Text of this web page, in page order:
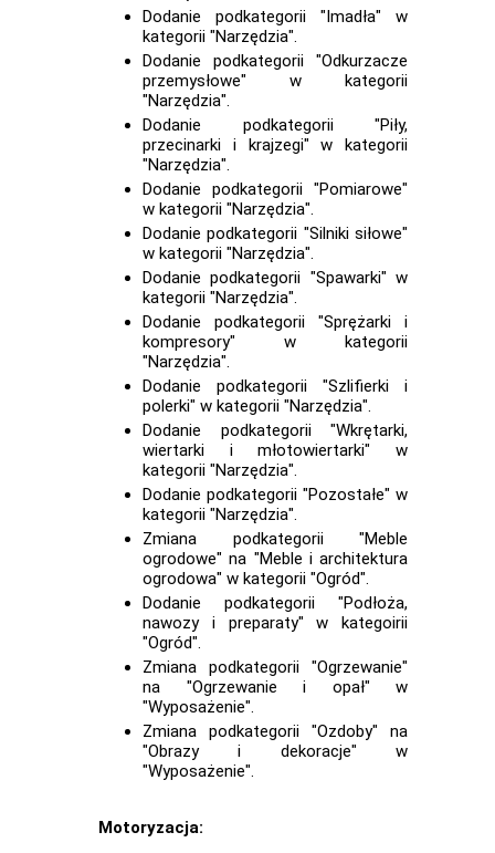
Dodanie podkategorii "Imadła" w
kategorii "Narzędzia".
Dodanie podkategorii "Odkurzacze
przemysłowe" w kategorii
"Narzędzia".
Dodanie podkategorii "Piły,
przecinarki i krajzegi" w kategorii
"Narzędzia".
Dodanie podkategorii "Pomiarowe"
w kategorii "Narzędzia".
Dodanie podkategorii "Silniki siłowe"
w kategorii "Narzędzia".
Dodanie podkategorii "Spawarki" w
kategorii "Narzędzia".
Dodanie podkategorii "Sprężarki i
kompresory" w kategorii
"Narzędzia".
Dodanie podkategorii "Szlifierki i
polerki" w kategorii "Narzędzia".
Dodanie podkategorii "Wkrętarki,
wiertarki i młotowiertarki" w
kategorii "Narzędzia".
Dodanie podkategorii "Pozostałe" w
kategorii "Narzędzia".
Zmiana podkategorii "Meble
ogrodowe" na "Meble i architektura
ogrodowa" w kategorii "Ogród".
Dodanie podkategorii "Podłoża,
nawozy i preparaty" w kategoirii
"Ogród".
Zmiana podkategorii "Ogrzewanie"
na "Ogrzewanie i opał" w
"Wyposażenie".
Zmiana podkategorii "Ozdoby" na
"Obrazy i dekoracje" w
"Wyposażenie".
Motoryzacja: